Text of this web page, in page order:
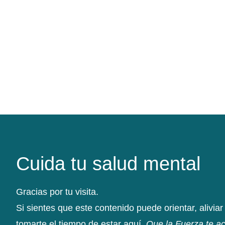
Cuida tu salud mental
Gracias por tu visita.
Si sientes que este contenido puede orientar,